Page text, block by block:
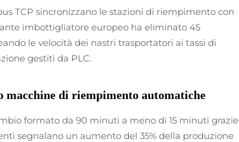
TCP sincronizzano le stazioni di riempimento con
imbottigliatore europeo ha eliminato 45
le velocità dei nastri trasportatori ai tassi di
gestiti da PLC.
di riempimento automatiche
formato da 90 minuti a meno di 15 minuti grazie
segnalano un aumento del 35% della produzione